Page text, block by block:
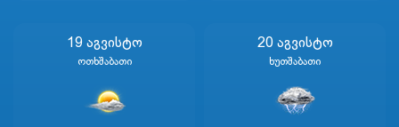
19 Აგვისტო
Ოთხშაბათი
20 Აგვისტო
Ხუთშაბათი